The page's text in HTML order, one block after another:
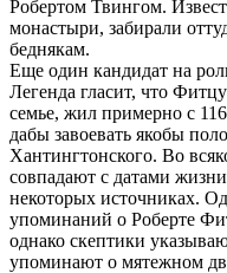
Робертом Твингом.
монастыри, забирали
беднякам.
Еще один кандидат на
Легенда гласит, что
семье, жил примерно с
дабы завоевать якобы
Хантингтонского. Во
совпадают с датами
некоторых источниках.
упоминаний о Роберте
однако скептики
упоминают о мятежном